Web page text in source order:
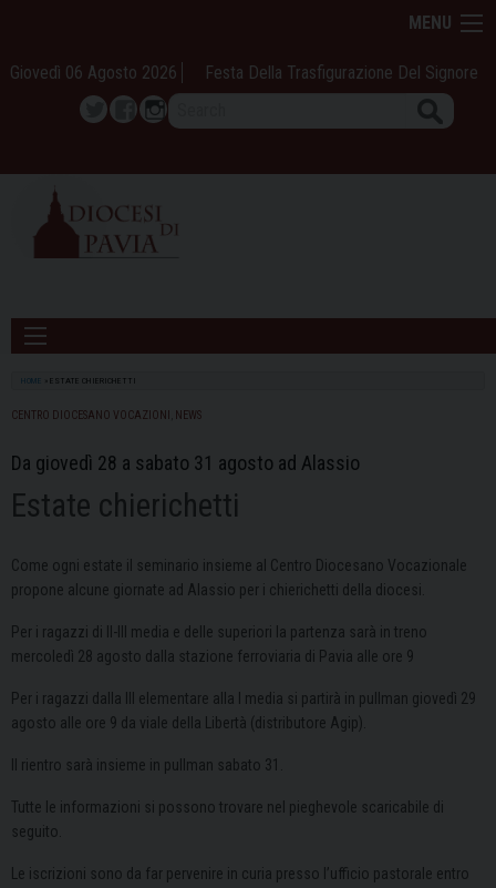
content
MENU
Giovedì 06 Agosto 2026 Festa Della Trasfigurazione Del Signore
TwitterFacebook
Instagram
HOME ESTATE CHIERICHETTI
CENTRO DIOCESANO VOCAZIONI NEWS
Da giovedì 28 a sabato 31 agosto ad Alassio
Estate chierichetti
Come ogni estate il seminario insieme al Centro Diocesano Vocazionale
propone alcune giornate ad Alassio per i chierichetti della diocesi.
Per i ragazzi di II-III media e delle superiori la partenza sarà in treno
mercoledì 28 agosto dalla stazione ferroviaria di Pavia alle ore 9
Per i ragazzi dalla III elementare alla I media si partirà in pullman giovedì 29
agosto alle ore 9 da viale della Libertà (distributore Agip).
Il rientro sarà insieme in pullman sabato 31.
Tutte le informazioni si possono trovare nel pieghevole scaricabile di
seguito.
Le iscrizioni sono da far pervenire in curia presso l’ufficio pastorale entro